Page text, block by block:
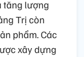
tăng lượng
Trị còn
phẩm. Các
xây dựng